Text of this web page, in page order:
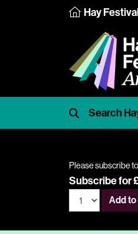
Hay
Please subscribe
Subscribe for
Add